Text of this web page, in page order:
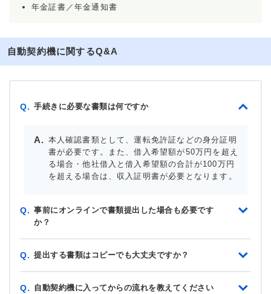
年金証書／年金通知書
自動契約機に関するQ&A
Q. 手続きに必要な書類は何ですか
本人確認書類として、運転免許証などの身分証明
書が必要です。また、借入希望額が50万円を超え
る場合・他社借入と借入希望額の合計が100万円
を超える場合は、収入証明書が必要となります。
Q. 事前にオンラインで書類提出した場合も必要です
か？
Q. 提出する書類はコピーでも大丈夫ですか？
Q. 自動契約機に入ってからの流れを教えてください